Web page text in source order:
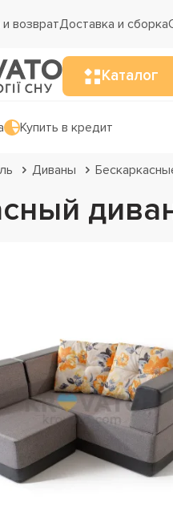
возвратДоставка и сборка
Каталог
Купить в кредит
Диваны